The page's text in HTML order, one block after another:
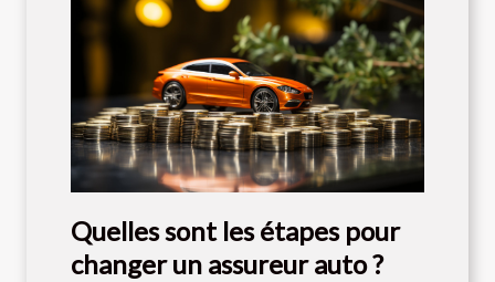
Quelles sont les étapes pour
changer un assureur auto ?